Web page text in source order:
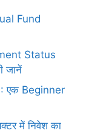
Fund
Status
जानें
एक Beginner
में निवेश का